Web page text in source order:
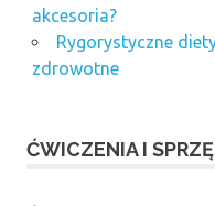
akcesoria?
Rygorystyczne
zdrowotne
ĆWICZENIA I